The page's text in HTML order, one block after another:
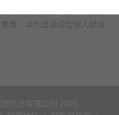
你的投資目標一致），你應